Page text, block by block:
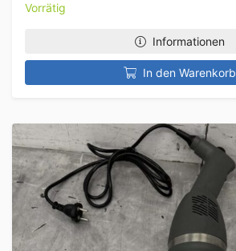
Vorrätig
Informationen
In den Warenkorb